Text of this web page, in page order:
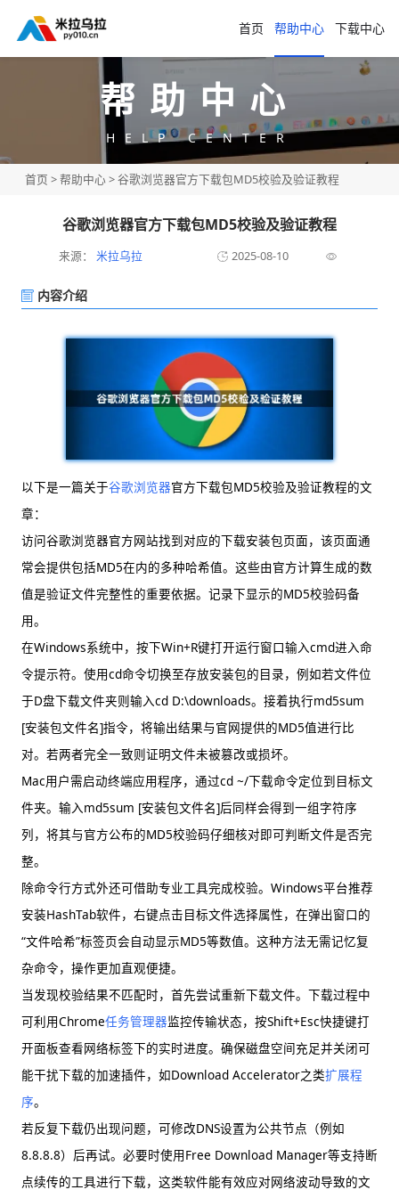
首页 帮助中心 下载中心
帮助中心
HELP CENTER
首页 >帮助中心> 谷歌浏览器官方下载包MD5校验及验证教程
谷歌浏览器官方下载包MD5校验及验证教程
来源： 米拉乌拉 2025-08-10
内容介绍
以下是一篇关于谷歌浏览器官方下载包MD5校验及验证教程的文
章：
访问谷歌浏览器官方网站找到对应的下载安装包页面，该页面通
常会提供包括MD5在内的多种哈希值。这些由官方计算生成的数
值是验证文件完整性的重要依据。记录下显示的MD5校验码备
用。
在Windows系统中，按下Win+R键打开运行窗口输入cmd进入命
令提示符。使用cd命令切换至存放安装包的目录，例如若文件位
于D盘下载文件夹则输入cd D:\downloads。接着执行md5sum
[安装包文件名]指令，将输出结果与官网提供的MD5值进行比
对。若两者完全一致则证明文件未被篡改或损坏。
Mac用户需启动终端应用程序，通过cd ~/下载命令定位到目标文
件夹。输入md5sum [安装包文件名]后同样会得到一组字符序
列，将其与官方公布的MD5校验码仔细核对即可判断文件是否完
整。
除命令行方式外还可借助专业工具完成校验。Windows平台推荐
安装HashTab软件，右键点击目标文件选择属性，在弹出窗口的
“文件哈希”标签页会自动显示MD5等数值。这种方法无需记忆复
杂命令，操作更加直观便捷。
当发现校验结果不匹配时，首先尝试重新下载文件。下载过程中
可利用Chrome任务管理器监控传输状态，按Shift+Esc快捷键打
开面板查看网络标签下的实时进度。确保磁盘空间充足并关闭可
能干扰下载的加速插件，如Download Accelerator之类扩展程
序。
若反复下载仍出现问题，可修改DNS设置为公共节点（例如
8.8.8.8）后再试。必要时使用Free Download Manager等支持断
点续传的工具进行下载，这类软件能有效应对网络波动导致的文